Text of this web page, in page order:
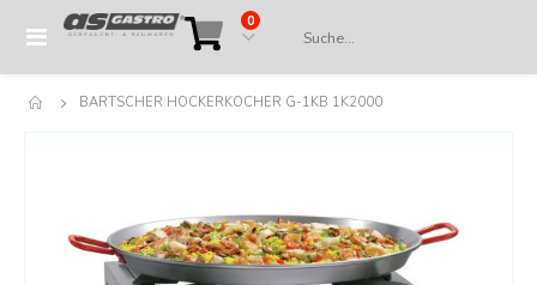
Navigation
Cart
0Artikel
BARTSCHER HOCKERKOCHER G-1KB 1K2000
Bildergalerie